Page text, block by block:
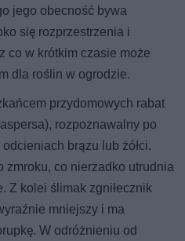
jego obecność bywa
się rozprzestrzenia i
co w krótkim czasie może
dla roślin w ogrodzie.
przydomowych rabat
rozpoznawalny po
brązu lub żółci.
zmroku, co nierzadko utrudnia
Z kolei ślimak zgniłecznik
mniejszy i ma
W odróżnieniu od